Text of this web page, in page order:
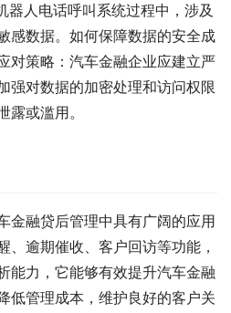
器人电话呼叫系统过程中，涉及
感数据。如何保障数据的安全成
对策略：汽车金融企业应建立严
强对数据的加密处理和访问权限
露或滥用。
金融贷后管理中具有广阔的应用
、逾期催收、客户回访等功能，
能力，它能够有效提升汽车金融
低管理成本，维护良好的客户关